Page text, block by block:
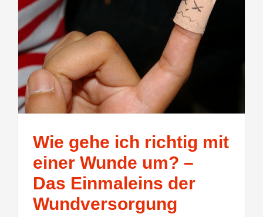
Wie gehe ich richtig mit
einer Wunde um? –
Das Einmaleins der
Wundversorgung